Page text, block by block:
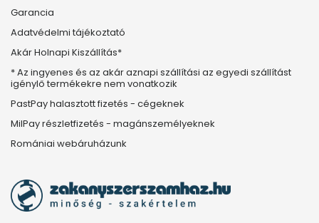
Garancia
Adatvédelmi tájékoztató
Akár Holnapi Kiszállítás*
* Az ingyenes és az akár aznapi szállítási az egyedi szállítást
igénylő termékekre nem vonatkozik
PastPay halasztott fizetés - cégeknek
MilPay részletfizetés - magánszemélyeknek
Romániai webáruházunk